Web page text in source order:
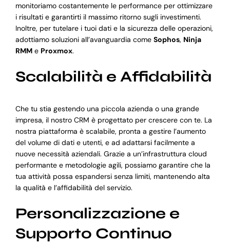
monitoriamo costantemente le performance per ottimizzare
i risultati e garantirti il massimo ritorno sugli investimenti.
Inoltre, per tutelare i tuoi dati e la sicurezza delle operazioni,
adottiamo soluzioni all’avanguardia come Sophos, Ninja
RMMe Proxmox.
Scalabilità e Affidabilità
Che tu stia gestendo una piccola azienda o una grande
impresa, il nostro CRM è progettato per crescere con te. La
nostra piattaforma è scalabile, pronta a gestire l’aumento
del volume di dati e utenti, e ad adattarsi facilmente a
nuove necessità aziendali. Grazie a un’infrastruttura cloud
performante e metodologie agili, possiamo garantire che la
tua attività possa espandersi senza limiti, mantenendo alta
la qualità e l’affidabilità del servizio.
Personalizzazione e
Supporto Continuo